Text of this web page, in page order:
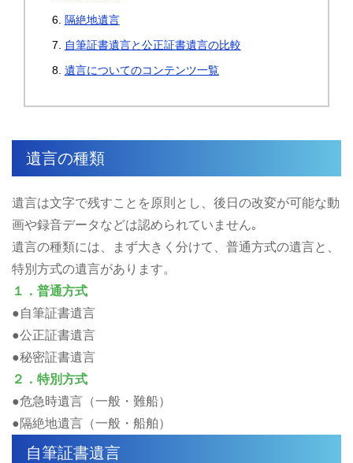
隔絶地遺言
自筆証書遺言と公正証書遺言の比較
遺言についてのコンテンツ一覧
遺言の種類
遺言は文字で残すことを原則とし、後日の改変が可能な動
画や録音データなどは認められていません｡
遺言の種類には、まず大きく分けて、普通方式の遺言と、
特別方式の遺言があります。
１．普通方式
●自筆証書遺言
●公正証書遺言
●秘密証書遺言
２．特別方式
●危急時遺言（一般・難船）
●隔絶地遺言（一般・船舶）
自筆証書遺言